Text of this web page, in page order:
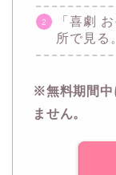
「喜劇
所で見る
※無料期間中
ません。